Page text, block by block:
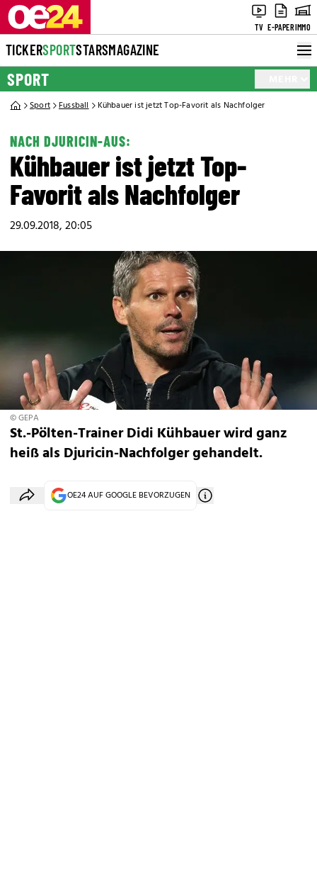
TV E-PAPERIMMO
TICKERSPORTSTARSMAGAZINE
SPORT
Sport Fussball Kühbauer ist jetzt Top-Favorit als Nachfolger
NACH DJURICIN-AUS:
Kühbauer ist jetzt Top-
Favorit als Nachfolger
29.09.2018, 20:05
© GEPA
St.-Pölten-Trainer Didi Kühbauer wird ganz
heiß als Djuricin-Nachfolger gehandelt.
OE24 AUF GOOGLE BEVORZUGEN